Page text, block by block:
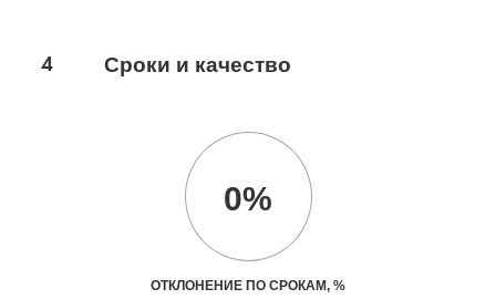
4 Сроки и качество
0%
ОТКЛОНЕНИЕ ПО СРОКАМ, %